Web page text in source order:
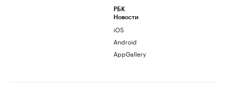
РБК
Новости
iOS
Android
AppGallery